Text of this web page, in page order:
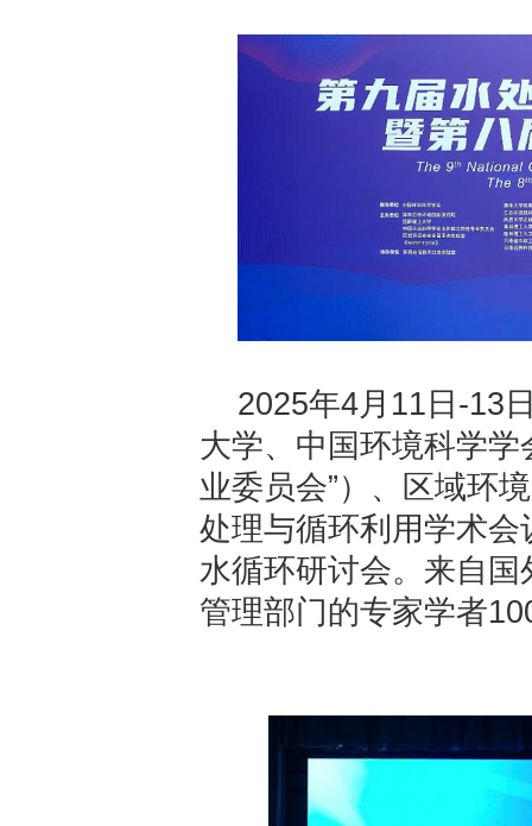
2025年4月11日-13
大学、中国环境科学
业委员会”）、区域环
处理与循环利用学术
水循环研讨会。来自
管理部门的专家学者